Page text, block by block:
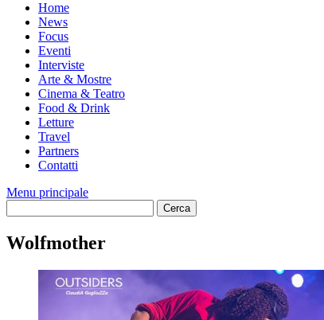
Home
News
Focus
Eventi
Interviste
Arte & Mostre
Cinema & Teatro
Food & Drink
Letture
Travel
Partners
Contatti
Menu principale
Wolfmother